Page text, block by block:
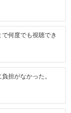
何度でも視聴でき
担がなかった。